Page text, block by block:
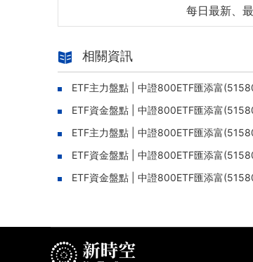
每日最新、
相關資訊
ETF主力盤點 | 中證800ETF匯添富
ETF資金盤點 | 中證800ETF匯添富
ETF主力盤點 | 中證800ETF匯添富
ETF資金盤點 | 中證800ETF匯添富
ETF資金盤點 | 中證800ETF匯添富